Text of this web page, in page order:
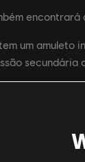
um
secundária